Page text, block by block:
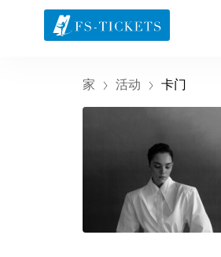
家 活动 卡门